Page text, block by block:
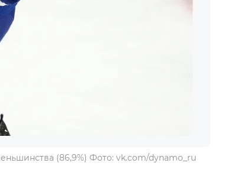
(86,9%) Фото: vk.com/dynamo_ru